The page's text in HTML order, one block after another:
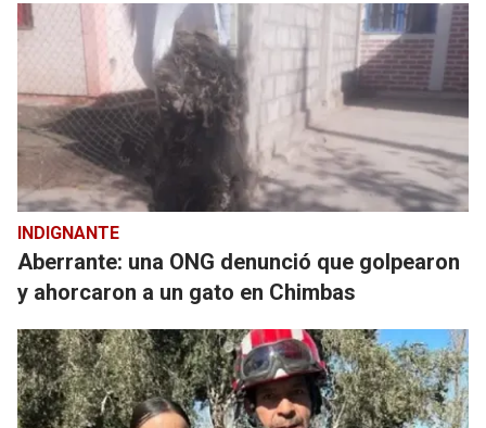
INDIGNANTE
Aberrante: una ONG denunció que golpearon
y ahorcaron a un gato en Chimbas